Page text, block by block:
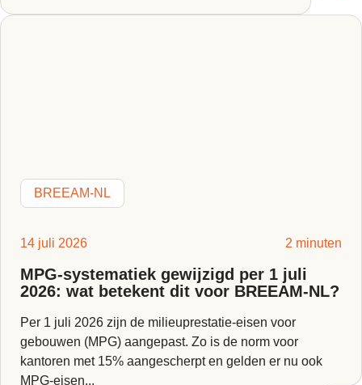
BREEAM-NL
14 juli 2026 2 minuten
MPG-systematiek gewijzigd per 1 juli
2026: wat betekent dit voor BREEAM-NL?
Per 1 juli 2026 zijn de milieuprestatie-eisen voor
gebouwen (MPG) aangepast. Zo is de norm voor
kantoren met 15% aangescherpt en gelden er nu ook
MPG-eisen...